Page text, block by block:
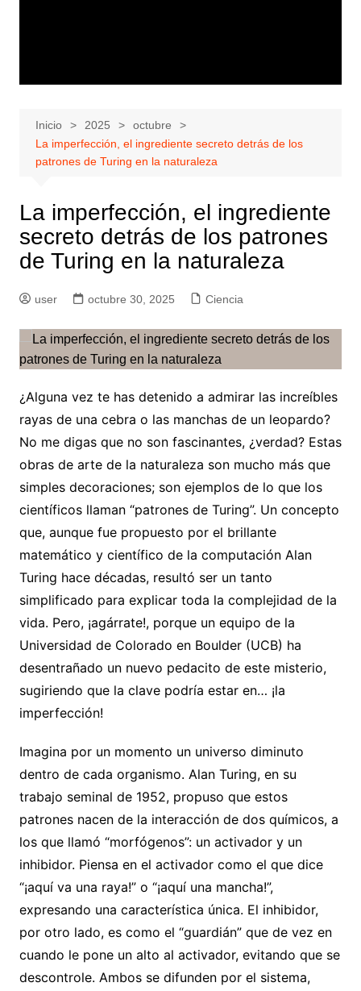
Inicio 2025
octubre
La imperfección, el ingrediente secreto detrás de los
patrones de Turing en la naturaleza
La imperfección, el ingrediente
secreto detrás de los patrones
de Turing en la naturaleza
user octubre 30, 2025 Ciencia
¿Alguna vez te has detenido a admirar las increíbles
rayas de una cebra o las manchas de un leopardo?
No me digas que no son fascinantes, ¿verdad? Estas
obras de arte de la naturaleza son mucho más que
simples decoraciones; son ejemplos de lo que los
científicos llaman “patrones de Turing”. Un concepto
que, aunque fue propuesto por el brillante
matemático y científico de la computación Alan
Turing hace décadas, resultó ser un tanto
simplificado para explicar toda la complejidad de la
vida. Pero, ¡agárrate!, porque un equipo de la
Universidad de Colorado en Boulder (UCB) ha
desentrañado un nuevo pedacito de este misterio,
sugiriendo que la clave podría estar en… ¡la
imperfección!
Imagina por un momento un universo diminuto
dentro de cada organismo. Alan Turing, en su
trabajo seminal de 1952, propuso que estos
patrones nacen de la interacción de dos químicos, a
los que llamó “morfógenos”: un activador y un
inhibidor. Piensa en el activador como el que dice
“¡aquí va una raya!” o “¡aquí una mancha!”,
expresando una característica única. El inhibidor,
por otro lado, es como el “guardián” que de vez en
cuando le pone un alto al activador, evitando que se
descontrole. Ambos se difunden por el sistema,